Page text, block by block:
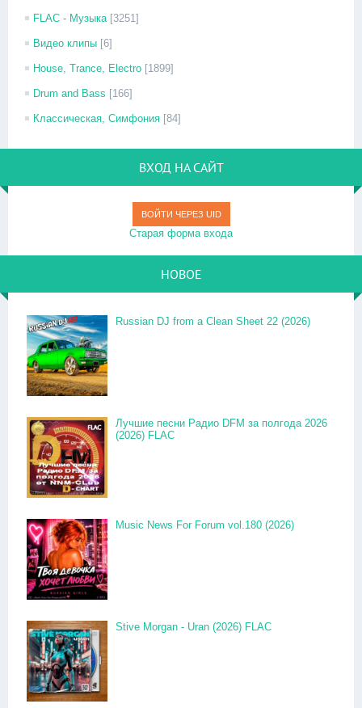
FLAC - Музыка [3251]
Видео клипы [6]
House, Trance, Electro [1899]
Drum and Bass [166]
Классическая, Симфония [84]
ВХОД НА САЙТ
ВОЙТИ ЧЕРЕЗ UID
Старая форма входа
НОВОЕ
Russian DJ from a Clean Sheet 22 (2026)
Лучшие песни Радио DFM за полгода 2026
(2026) FLAC
Music News For Forum vol.180 (2026)
Stive Morgan - Uran (2026) FLAC